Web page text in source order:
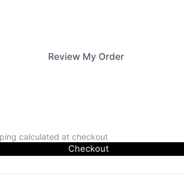
Review My Order
calculated at checkout
Checkout